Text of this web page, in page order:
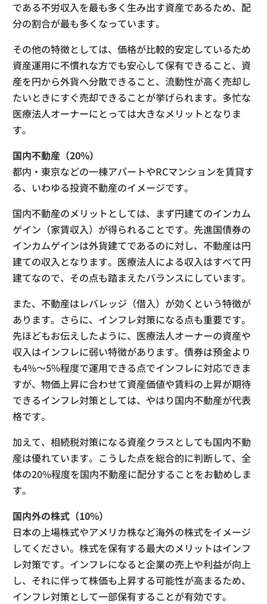
である不労収入を最も多く生み出す資産であるため、配
分の割合が最も多くなっています。
その他の特徴としては、価格が比較的安定しているため
資産運用に不慣れな方でも安心して保有できること、資
産を円から外貨へ分散できること、流動性が高く売却し
たいときにすぐ売却できることが挙げられます。多忙な
医療法人オーナーにとっては大きなメリットとなりま
す。
国内不動産（20%）
都内・東京などの一棟アパートやRCマンションを賃貸す
る、いわゆる投資不動産のイメージです。
国内不動産のメリットとしては、まず円建てのインカム
ゲイン（家賃収入）が得られることです。先進国債券の
インカムゲインは外貨建てであるのに対し、不動産は円
建ての収入となります。医療法人による収入はすべて円
建てなので、その点も踏まえたバランスにしています。
また、不動産はレバレッジ（借入）が効くという特徴が
あります。さらに、インフレ対策になる点も重要です。
先ほどもお伝えしたように、医療法人オーナーの資産や
収入はインフレに弱い特徴があります。債券は預金より
も4%〜5%程度で運用できる点でインフレに対応できま
すが、物価上昇に合わせて資産価値や賃料の上昇が期待
できるインフレ対策としては、やはり国内不動産が代表
格です。
加えて、相続税対策になる資産クラスとしても国内不動
産は優れています。こうした点を総合的に判断して、全
体の20%程度を国内不動産に配分することをお勧めしま
す。
国内外の株式（10%）
日本の上場株式やアメリカ株など海外の株式をイメージ
してください。株式を保有する最大のメリットはインフ
レ対策です。インフレになると企業の売上や利益が向上
し、それに伴って株価も上昇する可能性が高まるため、
インフレ対策として一部保有することが有効です。